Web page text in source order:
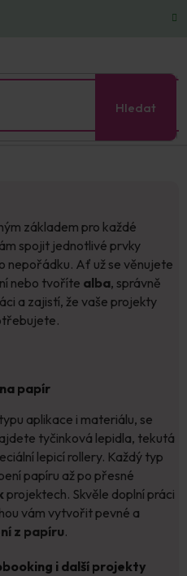
Hledat
základem pro každé
spojit jednotlivé prvky
nepořádku. Ať už se věnujete
nebo tvoříte alba, správně
a zajistí, že vaše projekty
papír
aplikace i materiálu, se
tyčinková lepidla, tekutá
lepicí rollery. Každý typ
papíru až po přesné
projektech. Skvěle doplní práci
vám vytvořit pevné a
z papíru.
i další projekty